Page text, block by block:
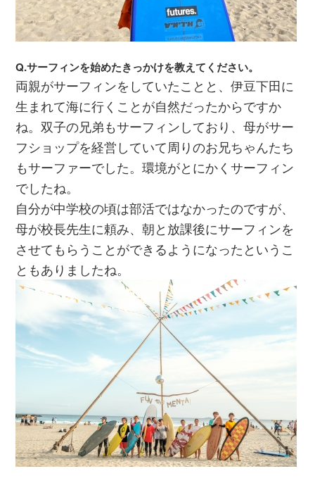
Q.サーフィンを始めたきっかけを教えてください。
両親がサーフィンをしていたことと、伊豆下田に
生まれて海に行くことが自然だったからですか
ね。双子の兄弟もサーフィンしており、母がサー
フショップを経営していて周りのお兄ちゃんたち
もサーファーでした。環境がとにかくサーフィン
でしたね。
自分が中学校の頃は部活ではなかったのですが、
母が校長先生に頼み、朝と放課後にサーフィンを
させてもらうことができるようになったというこ
ともありましたね。